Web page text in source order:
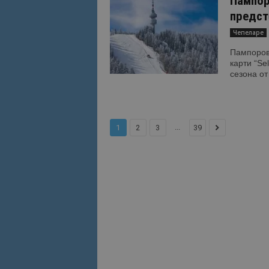
Чепеларе
карти
сезона
1 2 3 39
is_visitor_unique
_ga_B09EBBY8PY
sc_is_visitor_unique